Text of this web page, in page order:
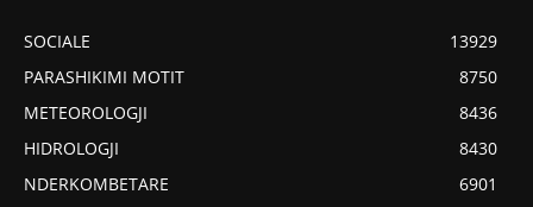
SOCIALE
13929
PARASHIKIMI MOTIT
8750
METEOROLOGJI
8436
HIDROLOGJI
8430
NDERKOMBETARE
6901